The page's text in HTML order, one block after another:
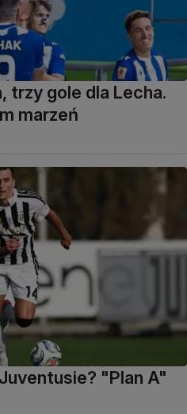
trzy gole dla Lecha.
marzeń
"Plan A"